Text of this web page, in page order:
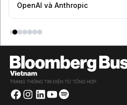
OpenAI và Anthropic